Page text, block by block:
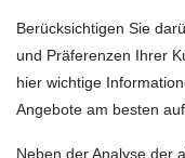
Berücksichtigen Sie
und Präferenzen Ihrer
hier wichtige
Angebote am besten
Neben der Analyse der